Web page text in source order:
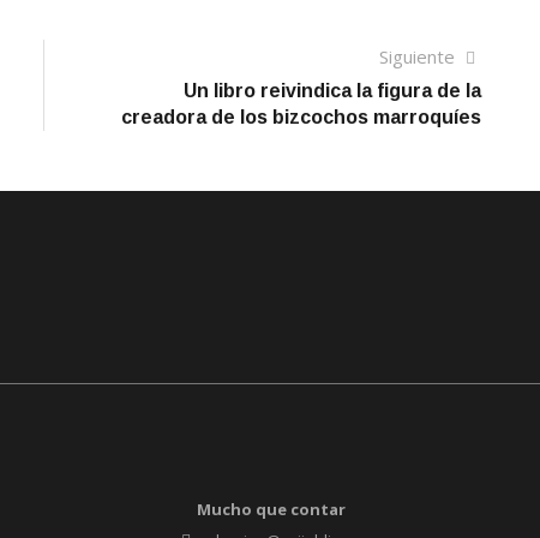
Siguiente
artículo
Un libro reivindica la figura de la
creadora de los bizcochos marroquíes
Mucho que contar